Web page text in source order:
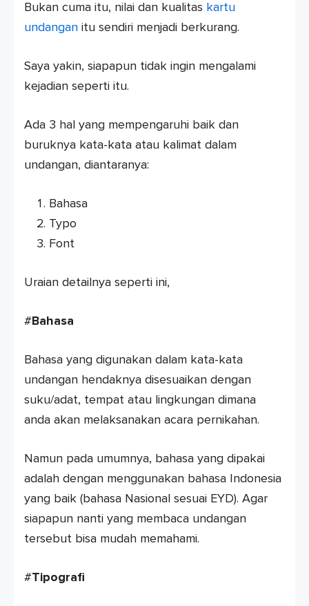
Bukan cuma itu, nilai dan kualitas kartu
undangan itu sendiri menjadi berkurang.
Saya yakin, siapapun tidak ingin mengalami
kejadian seperti itu.
Ada 3 hal yang mempengaruhi baik dan
buruknya kata-kata atau kalimat dalam
undangan, diantaranya:
Bahasa
Typo
Font
Uraian detailnya seperti ini,
#Bahasa
Bahasa yang digunakan dalam kata-kata
undangan hendaknya disesuaikan dengan
suku/adat, tempat atau lingkungan dimana
anda akan melaksanakan acara pernikahan.
Namun pada umumnya, bahasa yang dipakai
adalah dengan menggunakan bahasa Indonesia
yang baik (bahasa Nasional sesuai EYD). Agar
siapapun nanti yang membaca undangan
tersebut bisa mudah memahami.
#Tipografi